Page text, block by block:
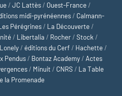
/JC Lattès / Ouest-France /
midi-pyrénéennes / Calmann-
Pérégrines / La Découverte /
/ Libertalia / Rocher /Stock /
/éditions du Cerf / Hachette /
Pendus / Bontaz Academy / Actes
/ Minuit / CNRS / La Table
la Promenade